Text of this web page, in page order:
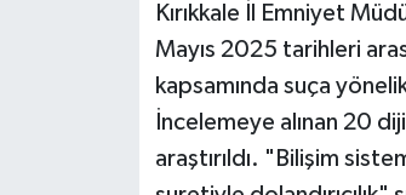
Kırıkkale İl Emniyet
Mayıs 2025 tarihleri
kapsamında suça
İncelemeye alınan 20
araştırıldı. "Bilişim